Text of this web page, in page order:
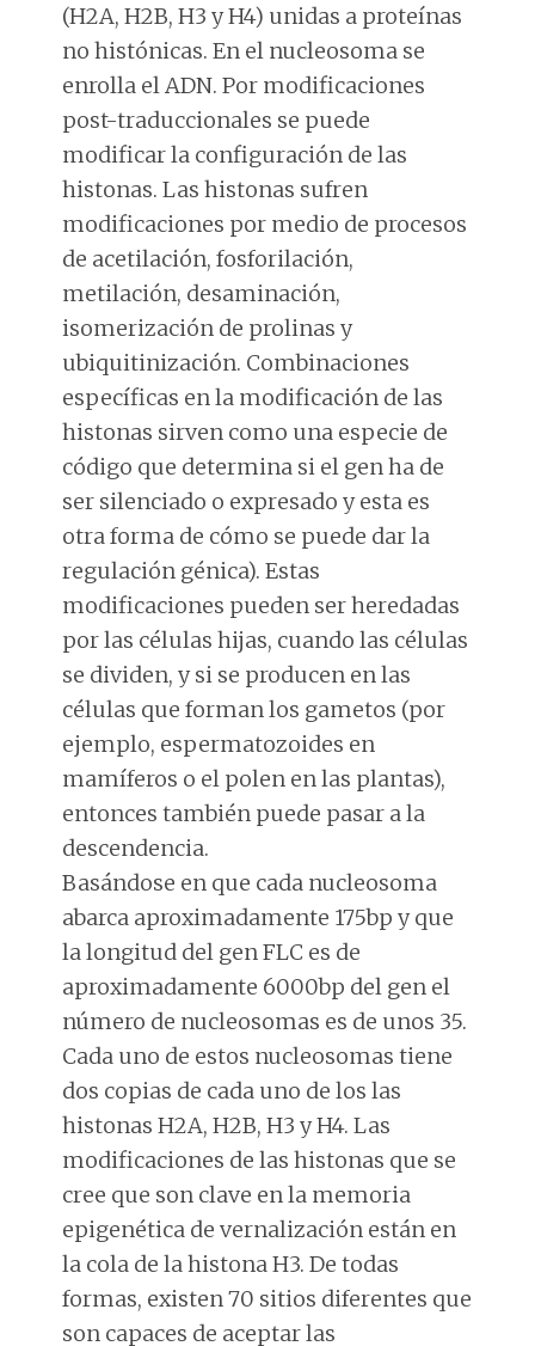
(H2A, H2B, H3 y H4) unidas a proteínas
no histónicas. En el nucleosoma se
enrolla el ADN. Por modificaciones
post-traduccionales se puede
modificar la configuración de las
histonas. Las histonas sufren
modificaciones por medio de procesos
de acetilación, fosforilación,
metilación, desaminación,
isomerización de prolinas y
ubiquitinización. Combinaciones
específicas en la modificación de las
histonas sirven como una especie de
código que determina si el gen ha de
ser silenciado o expresado y esta es
otra forma de cómo se puede dar la
regulación génica). Estas
modificaciones pueden ser heredadas
por las células hijas, cuando las células
se dividen, y si se producen en las
células que forman los gametos (por
ejemplo, espermatozoides en
mamíferos o el polen en las plantas),
entonces también puede pasar a la
descendencia.
Basándose en que cada nucleosoma
abarca aproximadamente 175bp y que
la longitud del gen FLC es de
aproximadamente 6000bp del gen el
número de nucleosomas es de unos 35.
Cada uno de estos nucleosomas tiene
dos copias de cada uno de los las
histonas H2A, H2B, H3 y H4. Las
modificaciones de las histonas que se
cree que son clave en la memoria
epigenética de vernalización están en
la cola de la histona H3. De todas
formas, existen 70 sitios diferentes que
son capaces de aceptar las